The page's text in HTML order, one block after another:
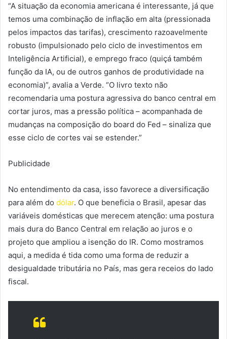
“A situação da economia americana é interessante, já que
temos uma combinação de inflação em alta (pressionada
pelos impactos das tarifas), crescimento razoavelmente
robusto (impulsionado pelo ciclo de investimentos em
Inteligência Artificial), e emprego fraco (quiçá também
função da IA, ou de outros ganhos de produtividade na
economia)”, avalia a Verde. “O livro texto não
recomendaria uma postura agressiva do banco central em
cortar juros, mas a pressão política – acompanhada de
mudanças na composição do board do Fed – sinaliza que
esse ciclo de cortes vai se estender.”
Publicidade
No entendimento da casa, isso favorece a diversificação
para além do dólar. O que beneficia o Brasil, apesar das
variáveis domésticas que merecem atenção: uma postura
mais dura do Banco Central em relação ao juros e o
projeto que ampliou a isenção do IR. Como mostramos
aqui, a medida é tida como uma forma de reduzir a
desigualdade tributária no País, mas gera receios do lado
fiscal.